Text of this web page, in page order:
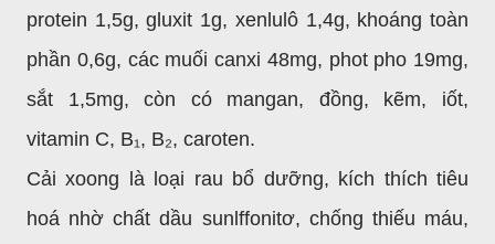
protein 1,5g, gluxit 1g, xenlulô 1,4g, khoáng toàn
phần 0,6g, các muối canxi 48mg, phot pho 19mg,
sắt 1,5mg, còn có mangan, đồng, kẽm, iốt,
vitamin C, B₁, B₂, caroten.
Cải xoong là loại rau bổ dưỡng, kích thích tiêu
hoá nhờ chất dầu sunlffonitơ, chống thiếu máu,